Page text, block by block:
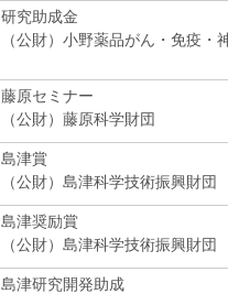
研究助成金
（公財）小野薬品がん・免疫・
藤原セミナー
（公財）藤原科学財団
島津賞
（公財）島津科学技術振興財団
島津奨励賞
（公財）島津科学技術振興財団
島津研究開発助成